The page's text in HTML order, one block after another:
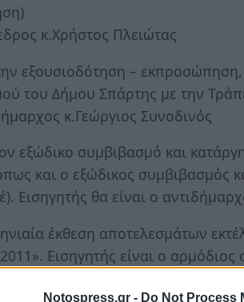
Notospress.gr - Do Not Process
κ.Χρήστος Πλειώτας
εξουσιοδότηση – εκπροσώπηση,
του Δήμου Σπάρτης με την
κ.Γεώργιος Συνοδινός
εξώδικο συμβιβασμό και
και ο εξώδικος συμβιβασμός
Εισηγητής θα είναι ο
έκθεση αποτελεσμάτων
Εισηγητής είναι ο αρμόδιος